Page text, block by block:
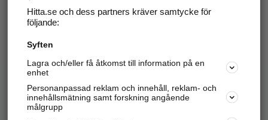
Hitta.se - Gratis nummerupplysning.
Sök företag, personer och platser.
Hitta telefonnummer, adresser, företagsinfo mm.
Hitta.se och dess partners kräver samtycke för
följande:
Syften
Lagra och/eller få åtkomst till information på en
enhet
Personanpassad reklam och innehåll, reklam- och
innehållsmätning samt forskning angående
målgrupp